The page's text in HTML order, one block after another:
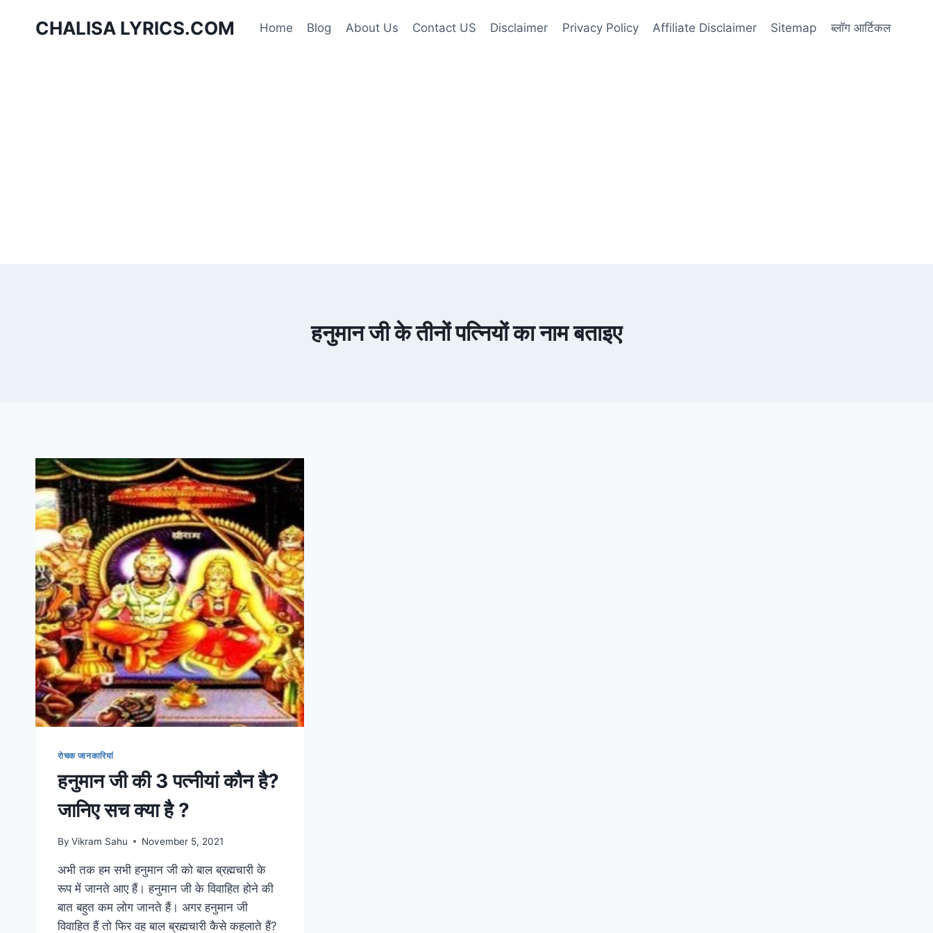
CHALISA LYRICS.COM Home Blog About Us Contact US Disclaimer Privacy Policy Affiliate Disclaimer Sitemap ब्लॉग आर्टिकल
हनुमान जी के तीनों पत्नियों का नाम बताइए
रोचक जानकारियां
हनुमान जी की 3 पत्नीयां कौन है?
जानिए सच क्या है ?
By Vikram Sahu November 5, 2021
अभी तक हम सभी हनुमान जी को बाल ब्रह्मचारी के
रूप में जानते आए हैं। हनुमान जी के विवाहित होने की
बात बहुत कम लोग जानते हैं। अगर हनुमान जी
विवाहित हैं तो फिर वह बाल ब्रह्मचारी कैसे कहलाते हैं?